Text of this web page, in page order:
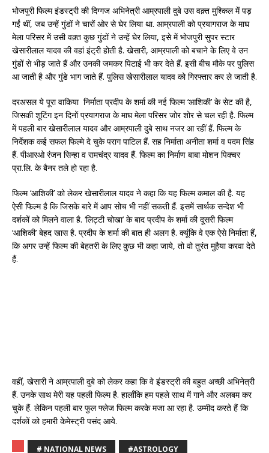
भोजपुरी फिल्म इंडस्ट्री की दिग्गज अभिनेत्री आम्रपाली दुबे उस वक़्त मुश्किल में पड़
गईं थीं, जब उन्हें गुंडों ने चारों ओर से घेर लिया था. आम्रपाली को प्रयागराज के माघ
मेला परिसर में उसी वक़्त कुछ गुंडों ने उन्हें घेर लिया, इसे में भोजपुरी सुपर स्टार
खेसारीलाल यादव की वहां इंट्री होती है. खेसारी, आम्रपाली को बचाने के लिए वे उन
गुंडों से भीड़ जाते हैं और उनकी जमकर पिटाई भी कर देते हैं. इसी बीच मौके पर पुलिस
आ जाती है और गुंडे भाग जाते हैं. पुलिस खेसारीलाल यादव को गिरफ्तार कर ले जाती है.
दरअसल ये पूरा वाकिया निर्माता प्रदीप के शर्मा की नई फिल्म ‘आशिकी’ के सेट की है,
जिसकी शूटिंग इन दिनों प्रयागराज के माघ मेला परिसर जोर शोर से चल रही है. फिल्म
में पहली बार खेसारीलाल यादव और आम्रपाली दुबे साथ नजर आ रहीं हैं. फिल्म के
निर्देशक कई सफल फिल्मे दे चुके पराग पाटिल हैं. सह निर्माता अनीता शर्मा व पदम सिंह
हैं. पीआरओ रंजन सिन्हा व रामचंद्र यादव हैं. फिल्म का निर्माण बाबा मोशन पिक्चर
प्रा.लि. के बैनर तले हो रहा है.
फिल्म ‘आशिकी’ को लेकर खेसारीलाल यादव ने कहा कि यह फिल्म कमाल की है. यह
ऐसी फिल्म है कि जिसके बारे में आप सोच भी नहीं सकती हैं. इसमें सार्थक सन्देश भी
दर्शकों को मिलने वाला है. ‘लिट्टी चोखा’ के बाद प्रदीप के शर्मा की दूसरी फिल्म
‘आशिकी’ बेहद खास है. प्रदीप के शर्मा की बात ही अलग है. क्यूंकि वे एक ऐसे निर्माता हैं,
कि अगर उन्हें फिल्म की बेहतरी के लिए कुछ भी कहा जाये, तो वो तुरंत मुहैया करवा देते
हैं.
वहीं, खेसारी ने आम्रपाली दुबे को लेकर कहा कि वे इंडस्ट्री की बहुत अच्छी अभिनेत्री
हैं. उनके साथ मेरी यह पहली फिल्म है. हालाँकि हम पहले साथ में गाने और अलबम कर
चुके हैं. लेकिन पहली बार फुल फ्लेज फिल्म करके मजा आ रहा है. उम्मीद करते हैं कि
दर्शकों को हमारी केमेस्ट्री पसंद आये.
# NATIONAL NEWS #ASTROLOGY